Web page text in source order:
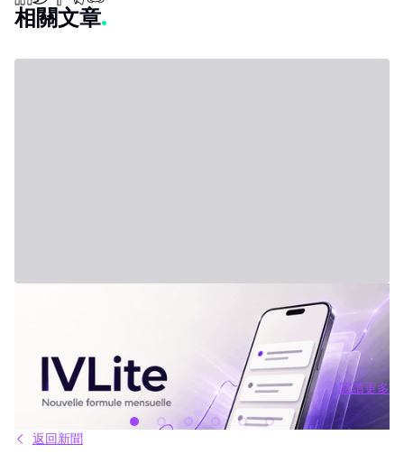
相關文章
IVLite：IVT 精華推播通知，每月僅需 29 歐元 簡明的投資方案、行
情簡報和回顧，直接傳送到你的手機和電腦，無其他額外內容。 問
題不是資訊不夠，而是太多。每天市場上有太多分析、互有矛盾的
觀點與訊號交錯。結果就是你不斷拖延，說「稍後再看」，最後只
能被動應對市場，而非主動掌握。 IVLite就是基於這種狀況誕生
的。單一簡單的方案，每月 29 歐元，只給你最重要的內容：IVT 精
華推播。 IVLite 究竟是什麼？ IVLite 就是獲得 IVT 推播通知的權
限。純粹內容，無多無少。 具體來說，你能在手機與電腦收到 IVT
閱讀更多
閱讀
返回新聞